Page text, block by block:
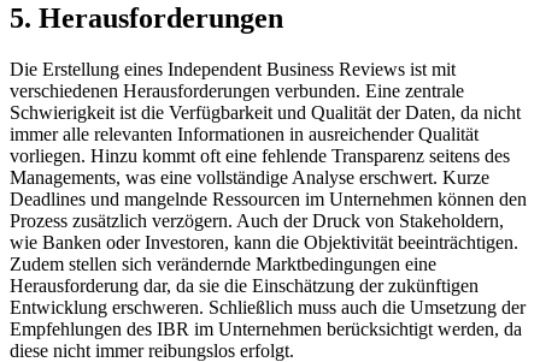
5. Herausforderungen
Die Erstellung eines Independent Business Reviews ist mit
verschiedenen Herausforderungen verbunden. Eine zentrale
Schwierigkeit ist die Verfügbarkeit und Qualität der Daten, da nicht
immer alle relevanten Informationen in ausreichender Qualität
vorliegen. Hinzu kommt oft eine fehlende Transparenz seitens des
Managements, was eine vollständige Analyse erschwert. Kurze
Deadlines und mangelnde Ressourcen im Unternehmen können den
Prozess zusätzlich verzögern. Auch der Druck von Stakeholdern,
wie Banken oder Investoren, kann die Objektivität beeinträchtigen.
Zudem stellen sich verändernde Marktbedingungen eine
Herausforderung dar, da sie die Einschätzung der zukünftigen
Entwicklung erschweren. Schließlich muss auch die Umsetzung der
Empfehlungen des IBR im Unternehmen berücksichtigt werden, da
diese nicht immer reibungslos erfolgt.